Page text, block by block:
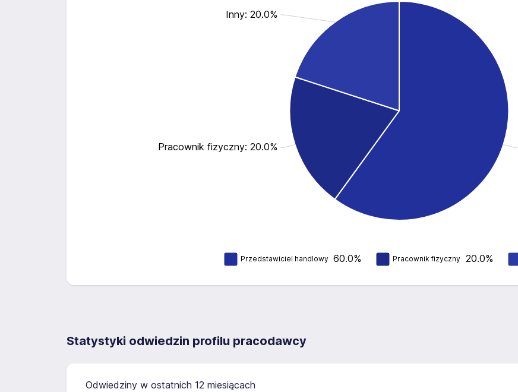
Pracownik fizyczny: 20.0%
Inny: 20.0%
Przedstawiciel handlowy 60.0% Pracownik fizyczny 20.0%
Statystyki odwiedzin profilu pracodawcy
Odwiedziny w ostatnich 12 miesiącach